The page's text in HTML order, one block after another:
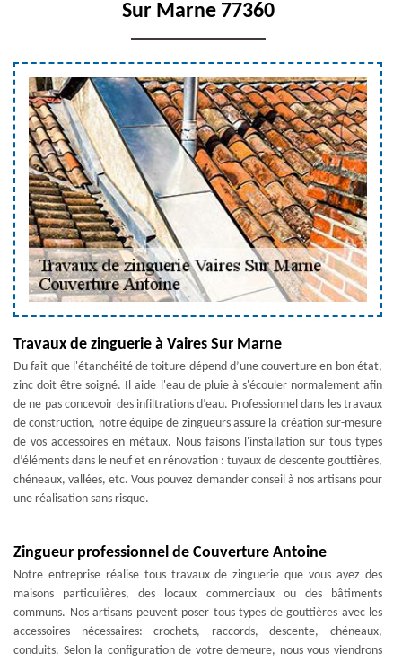
Sur Marne 77360
Travaux de zinguerie à Vaires Sur Marne
Du fait que l'étanchéité de toiture dépend d’une couverture en bon état,
zinc doit être soigné. Il aide l'eau de pluie à s'écouler normalement afin
de ne pas concevoir des infiltrations d’eau. Professionnel dans les travaux
de construction, notre équipe de zingueurs assure la création sur-mesure
de vos accessoires en métaux. Nous faisons l'installation sur tous types
d’éléments dans le neuf et en rénovation : tuyaux de descente gouttières,
chéneaux, vallées, etc. Vous pouvez demander conseil à nos artisans pour
une réalisation sans risque.
Zingueur professionnel de Couverture Antoine
Notre entreprise réalise tous travaux de zinguerie que vous ayez des
maisons particulières, des locaux commerciaux ou des bâtiments
communs. Nos artisans peuvent poser tous types de gouttières avec les
accessoires nécessaires: crochets, raccords, descente, chéneaux,
conduits. Selon la configuration de votre demeure, nous vous viendrons